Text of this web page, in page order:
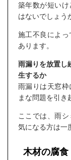
築年数が短い
はないでしょう
施工不良によ
あります。
雨漏りを放置し
生するか
雨漏りは天窓
まな問題を引き
ここでは、雨
気になる方は一
木材の腐食